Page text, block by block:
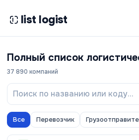
list logist
Полный список
37 890 компаний
Все Перевозчик